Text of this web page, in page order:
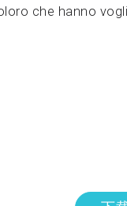
che hanno